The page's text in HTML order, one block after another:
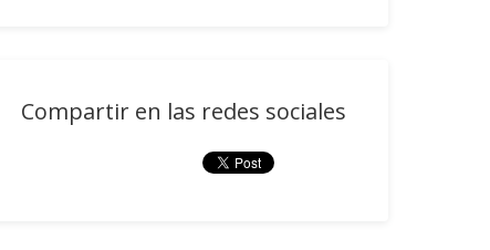
Compartir en las redes sociales